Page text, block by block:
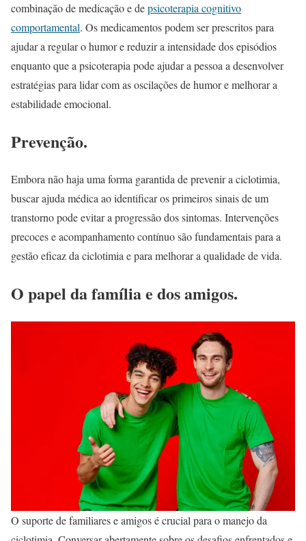
combinação de medicação e depsicoterapia cognitivo
comportamental. Os medicamentos podem ser prescritos para
ajudar a regular o humor e reduzir a intensidade dos episódios
enquanto que a psicoterapia pode ajudar a pessoa a desenvolver
estratégias para lidar com as oscilações de humor e melhorar a
estabilidade emocional.
Prevenção.
Embora não haja uma forma garantida de prevenir a ciclotimia,
buscar ajuda médica ao identificar os primeiros sinais de um
transtorno pode evitar a progressão dos sintomas. Intervenções
precoces e acompanhamento contínuo são fundamentais para a
gestão eficaz da ciclotimia e para melhorar a qualidade de vida.
O papel da família e dos amigos.
O suporte de familiares e amigos é crucial para o manejo da